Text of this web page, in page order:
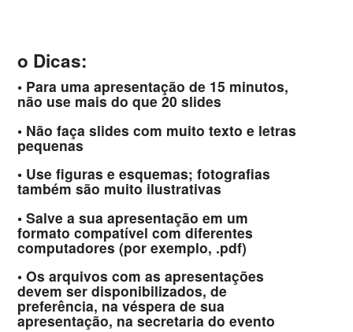
o Dicas:
• Para uma apresentação de 15 minutos,
não use mais do que 20 slides
• Não faça slides com muito texto e letras
pequenas
• Use figuras e esquemas; fotografias
também são muito ilustrativas
• Salve a sua apresentação em um
formato compatível com diferentes
computadores (por exemplo, .pdf)
• Os arquivos com as apresentações
devem ser disponibilizados, de
preferência, na véspera de sua
apresentação, na secretaria do evento